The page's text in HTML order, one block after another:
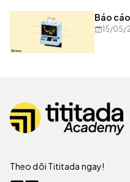
Báo
15/05/
Theo dõi Tititada ngay!